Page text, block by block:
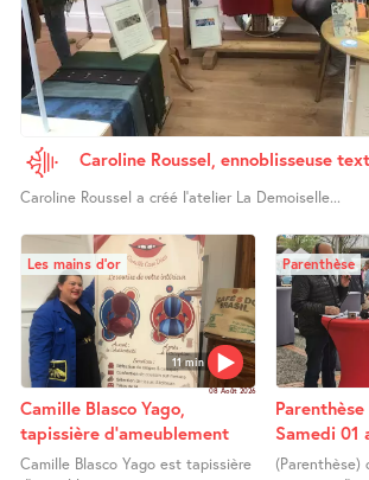
Caroline Roussel, ennoblisseuse
Caroline Roussel a créé l’atelier La Demoiselle...
11 min
Les mains d’or
08 Août 2026
Camille Blasco Yago,
tapissière d’ameublement
Camille Blasco Yago est tapissière
Parenthèse
Parenthèse
Samedi 01
(Parenthèse)